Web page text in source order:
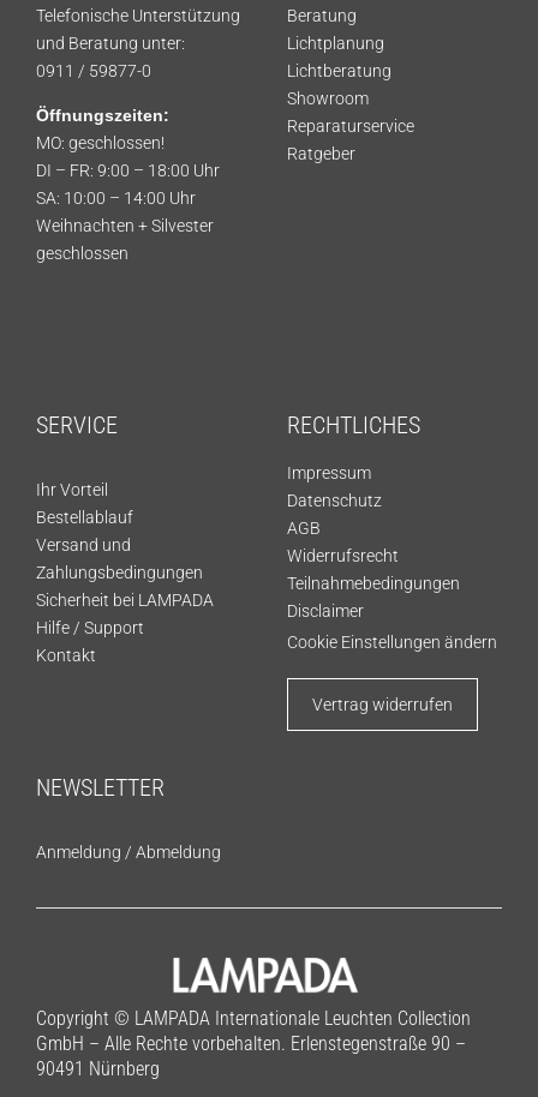
Telefonische Unterstützung
und Beratung unter:
0911 / 59877-0
Öffnungszeiten:
MO: geschlossen!
DI – FR: 9:00 – 18:00 Uhr
SA: 10:00 – 14:00 Uhr
Weihnachten + Silvester
geschlossen
Beratung
Lichtplanung
Lichtberatung
Showroom
Reparaturservice
Ratgeber
SERVICE
Ihr Vorteil
Bestellablauf
Versand und
Zahlungsbedingungen
Sicherheit bei LAMPADA
Hilfe / Support
Kontakt
RECHTLICHES
Impressum
Datenschutz
AGB
Widerrufsrecht
Teilnahmebedingungen
Disclaimer
Cookie Einstellungen ändern
Vertrag widerrufen
NEWSLETTER
Anmeldung / Abmeldung
Copyright © LAMPADA Internationale Leuchten Collection
GmbH – Alle Rechte vorbehalten. Erlenstegenstraße 90 –
90491 Nürnberg